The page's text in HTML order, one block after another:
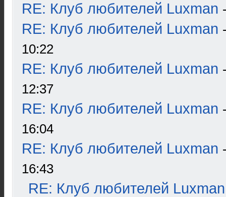
RE: Клуб любителей Luxman
RE: Клуб любителей Luxman
10:22
RE: Клуб любителей Luxman
12:37
RE: Клуб любителей Luxman
16:04
RE: Клуб любителей Luxman
16:43
RE: Клуб любителей Luxman